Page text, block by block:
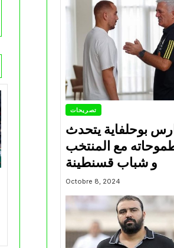
تصريحات
بوحلفاية يتحدث
مع المنتخب
و شباب قسنطينة
Octobre 8, 2024